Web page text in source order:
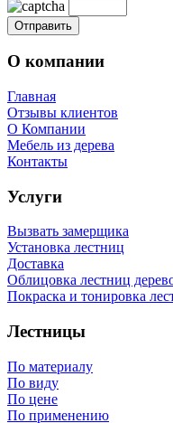
О компании
Главная
Отзывы клиентов
О Компании
Мебель из дерева
Контакты
Услуги
Вызвать замерщика
Установка лестниц
Доставка
Облицовка лестниц
Покраска и тонировка
Лестницы
По материалу
По виду
По цене
По применению